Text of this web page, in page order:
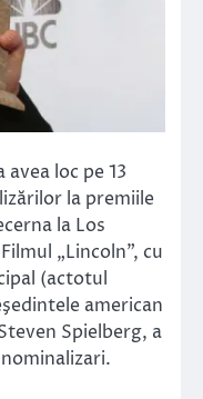
loc pe 13
la premiile
la Los
„Lincoln”, cu
(actotul
american
Spielberg, a